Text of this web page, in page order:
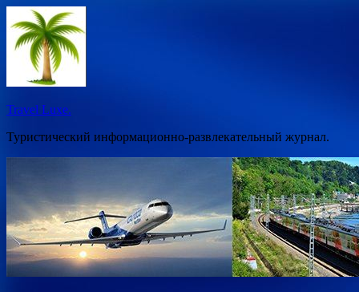
Перейти
к
содержимому
Travel Luxe.
Туристический информационно-развлекательный журнал.